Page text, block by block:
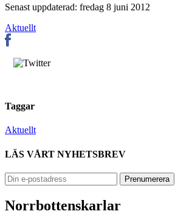
Senast uppdaterad: fredag 8 juni 2012
Aktuellt
Taggar
Aktuellt
LÄS VÅRT NYHETSBREV
Norrbottenskarlar